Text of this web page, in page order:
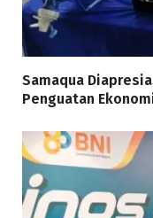
Samaqua
Penguatan